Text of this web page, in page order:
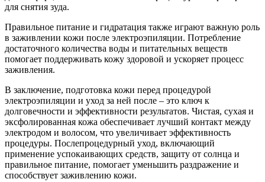
для снятия зуда.
Правильное питание и гидратация также играют важную роль
в заживлении кожи после электроэпиляции. Потребление
достаточного количества воды и питательных веществ
помогает поддерживать кожу здоровой и ускоряет процесс
заживления.
В заключение, подготовка кожи перед процедурой
электроэпиляции и уход за ней после – это ключ к
долговечности и эффективности результатов. Чистая, сухая и
эксфолированная кожа обеспечивает лучший контакт между
электродом и волосом, что увеличивает эффективность
процедуры. Послепроцедурный уход, включающий
применение успокаивающих средств, защиту от солнца и
правильное питание, помогает уменьшить раздражение и
способствует заживлению кожи.